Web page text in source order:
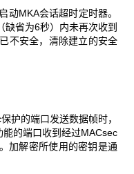
动MKA会话超时定时器。
省为6秒）内未再次收到
不安全，清除建立的安全
护的端口发送数据帧时，
的端口收到经过MACsec
加解密所使用的密钥是通